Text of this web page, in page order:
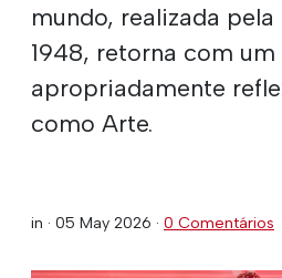
mundo, realizada
1948, retorna com um
apropriadamente
como Arte.
in · 05 May 2026 · 0 Comentários